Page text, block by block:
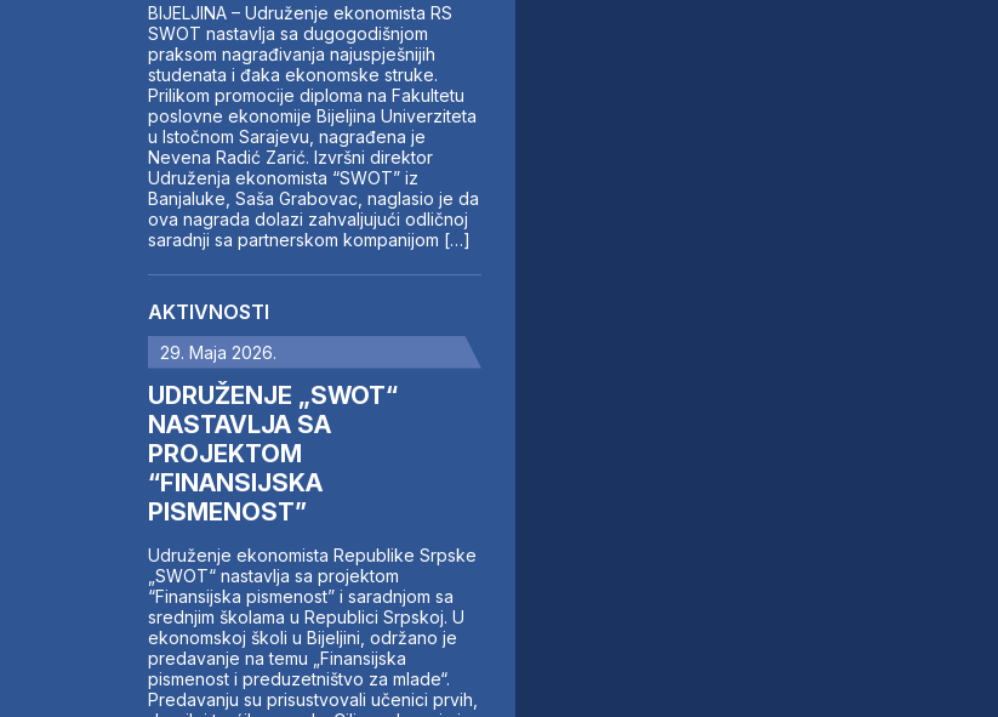
BIJELJINA – Udruženje ekonomista RS
SWOT nastavlja sa dugogodišnjom
praksom nagrađivanja najuspješnijih
studenata i đaka ekonomske struke.
Prilikom promocije diploma na Fakultetu
poslovne ekonomije Bijeljina Univerziteta
u Istočnom Sarajevu, nagrađena je
Nevena Radić Zarić. Izvršni direktor
Udruženja ekonomista “SWOT” iz
Banjaluke, Saša Grabovac, naglasio je da
ova nagrada dolazi zahvaljujući odličnoj
saradnji sa partnerskom kompanijom […]
AKTIVNOSTI
29. Maja 2026.
UDRUŽENJE „SWOT“
NASTAVLJA SA
PROJEKTOM
“FINANSIJSKA
PISMENOST”
Udruženje ekonomista Republike Srpske
„SWOT“ nastavlja sa projektom
“Finansijska pismenost” i saradnjom sa
srednjim školama u Republici Srpskoj. U
ekonomskoj školi u Bijeljini, održano je
predavanje na temu „Finansijska
pismenost i preduzetništvo za mlade“.
Predavanju su prisustvovali učenici prvih,